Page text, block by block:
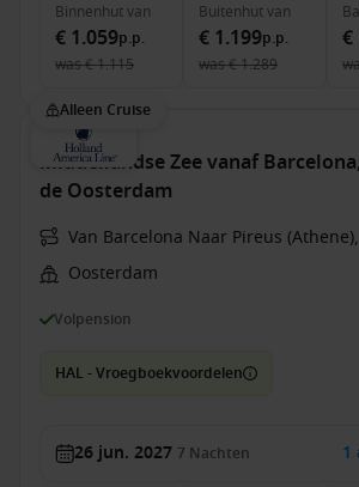
Binnenhutvan
€ 1.059p.p.
was€ 1.115
Buitenhutvan
€ 1.199p.p.
was€ 1.289
€
Alleen Cruise
Middellandse Zee vanaf
de Oosterdam
Van Barcelona Naar Pireus
Oosterdam
Volpension
HAL - Vroegboekvoordelen
26 jun. 2027 7 Nachten 1